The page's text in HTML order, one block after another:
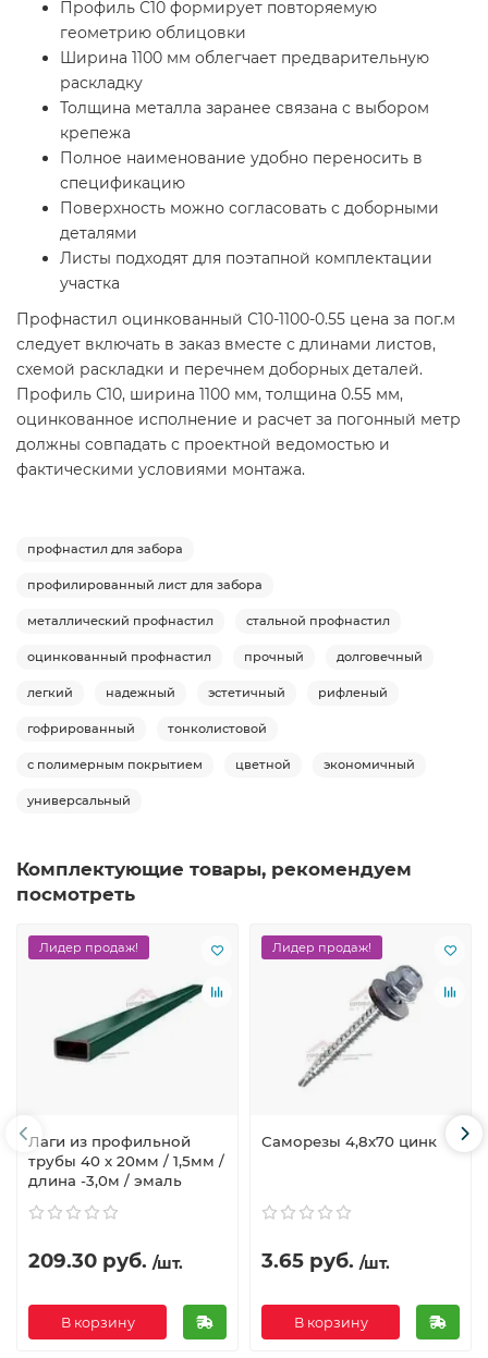
Профиль С10 формирует повторяемую
геометрию облицовки
Ширина 1100 мм облегчает предварительную
раскладку
Толщина металла заранее связана с выбором
крепежа
Полное наименование удобно переносить в
спецификацию
Поверхность можно согласовать с доборными
деталями
Листы подходят для поэтапной комплектации
участка
Профнастил оцинкованный С10-1100-0.55 цена за пог.м
следует включать в заказ вместе с длинами листов,
схемой раскладки и перечнем доборных деталей.
Профиль С10, ширина 1100 мм, толщина 0.55 мм,
оцинкованное исполнение и расчет за погонный метр
должны совпадать с проектной ведомостью и
фактическими условиями монтажа.
профнастил для забора
профилированный лист для забора
металлический профнастил стальной профнастил
оцинкованный профнастил прочный долговечный
легкий надежный эстетичный рифленый
гофрированный тонколистовой
с полимерным покрытием цветной экономичный
универсальный
Комплектующие товары, рекомендуем
посмотреть
Лидер продаж!
Лаги из профильной
трубы 40 х 20мм / 1,5мм /
длина -3,0м / эмаль
209.30 руб. /шт.
В корзину
Лидер продаж!
Саморезы 4,8х70 цинк
3.65 руб. /шт.
В корзину